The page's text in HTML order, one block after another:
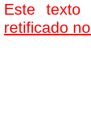
Este texto
retificado